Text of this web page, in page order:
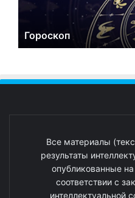
Гороскоп
Все материалы
результаты
опубликованные
соответствии с
интеллектуальной